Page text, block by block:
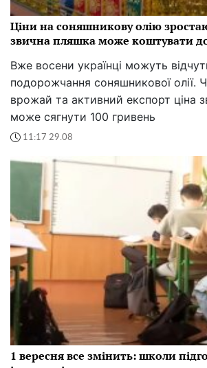
Ціни на соняшникову олію
звична пляшка може коштувати
Вже восени українці можуть
подорожчання соняшникової олії.
врожай та активний експорт ціна
може сягнути 100 гривень
11:17 29.08
1 вересня все змінить: школи